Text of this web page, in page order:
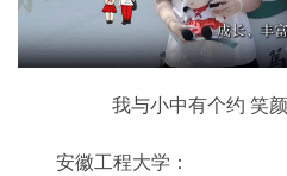
我与小中有个约 笑
安徽工程大学：